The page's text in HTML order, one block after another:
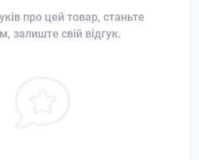
про цей товар, станьте
залиште свій відгук.